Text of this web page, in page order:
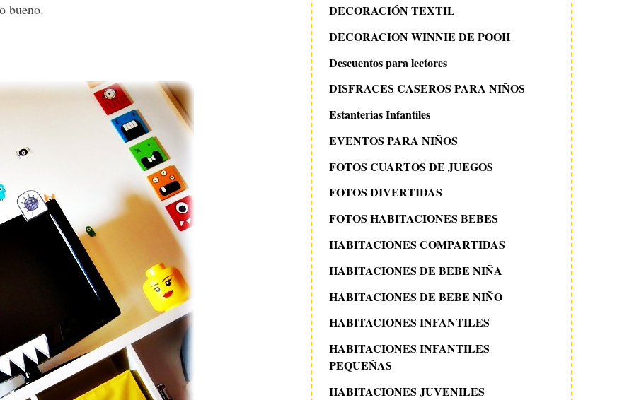
bueno.
DECORACIÓN TEXTIL
DECORACION WINNIE DE POOH
Descuentos para lectores
DISFRACES CASEROS PARA NIÑOS
Estanterias Infantiles
EVENTOS PARA NIÑOS
FOTOS CUARTOS DE JUEGOS
FOTOS DIVERTIDAS
FOTOS HABITACIONES BEBES
HABITACIONES COMPARTIDAS
HABITACIONES DE BEBE NIÑA
HABITACIONES DE BEBE NIÑO
HABITACIONES INFANTILES
HABITACIONES INFANTILES
PEQUEÑAS
HABITACIONES JUVENILES